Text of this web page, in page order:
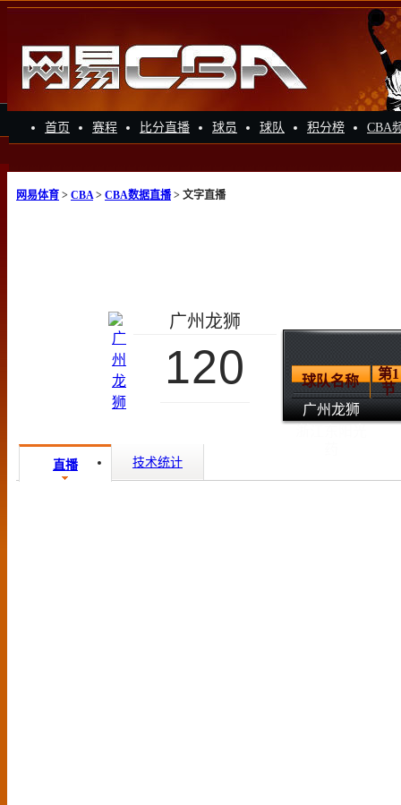
首页 赛程 比分直播 球员 球队 积分榜 CBA
网易体育 > CBA> CBA数据直播> 文字直播
广州龙狮
120 球队名称
第1
节
广州龙狮
直播 技术统计